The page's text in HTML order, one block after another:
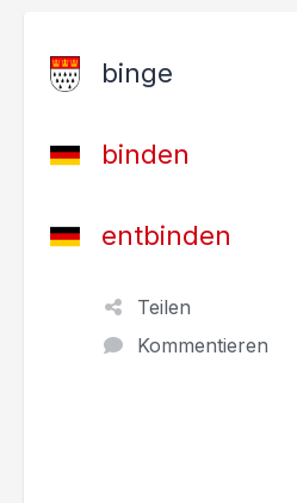
binge
binden
entbinden
Teilen
Kommentieren